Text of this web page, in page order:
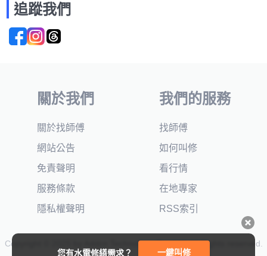
您有水電修繕需求？ 一鍵叫修
追蹤我們
關於我們
關於找師傅
網站公告
免責聲明
服務條款
隱私權聲明
我們的服務
找師傅
如何叫修
看行情
在地專家
RSS索引
Copyright © 2025 by Addcn Technology Co., Ltd. All Rights reserved.